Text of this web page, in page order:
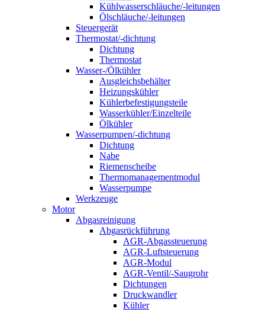
Kühlwasserschläuche/-leitungen
Ölschläuche/-leitungen
Steuergerät
Thermostat/-dichtung
Dichtung
Thermostat
Wasser-/Ölkühler
Ausgleichsbehälter
Heizungskühler
Kühlerbefestigungsteile
Wasserkühler/Einzelteile
Ölkühler
Wasserpumpen/-dichtung
Dichtung
Nabe
Riemenscheibe
Thermomanagementmodul
Wasserpumpe
Werkzeuge
Motor
Abgasreinigung
Abgasrückführung
AGR-Abgassteuerung
AGR-Luftsteuerung
AGR-Modul
AGR-Ventil/-Saugrohr
Dichtungen
Druckwandler
Kühler